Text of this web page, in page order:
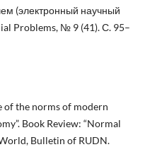
(электронный научный
Problems, № 9 (41). С. 95–
of the norms of modern
Book Review: “Normal
Bulletin of RUDN.